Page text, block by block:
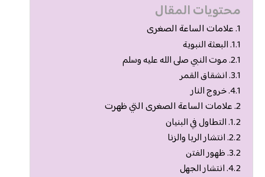
محتويات المقال
علامات الساعة الصغرى
البعثة النبوية
موت النبي صلى الله عليه وسلم
انشقاق القمر
خروج النار
علامات الساعة الصغرى التي ظهرت
التطاول في البنيان
انتشار الربا والزنا
ظهور الفتن
انتشار الجهل